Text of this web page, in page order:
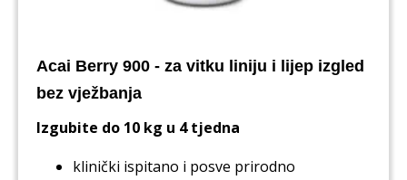
Acai Berry 900 - za vitku liniju i lijep izgled
bez vježbanja
Izgubite do 10 kg u 4 tjedna
klinički ispitano i posve prirodno